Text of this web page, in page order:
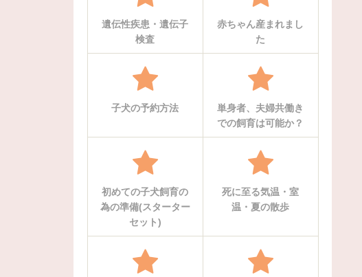
遺伝性疾患・遺伝子
検査
赤ちゃん産まれまし
た
子犬の予約方法
単身者、夫婦共働き
での飼育は可能か？
初めての子犬飼育の
為の準備(スターター
セット)
死に至る気温・室
温・夏の散歩